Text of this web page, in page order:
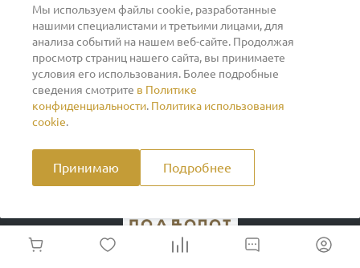
Мы используем файлы cookie, разработанные
нашими специалистами и третьими лицами, для
анализа событий на нашем веб-сайте. Продолжая
просмотр страниц нашего сайта, вы принимаете
условия его использования. Более подробные
сведения смотрите в Политике
конфиденциальности. Политика использования
cookie.
Принимаю Подробнее
О компании
Помощь
Индивидуальный предприниматель Ильин Дмитрий
370260278346